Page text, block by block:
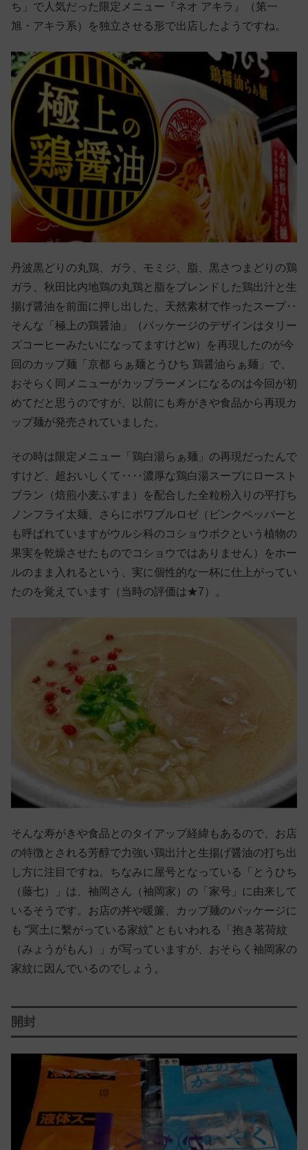
ち」で人気だった限定メニュー『ネオ アキラ』（第一
旭・アキラ系）を独立させる形で出店したようですね。
丹波黒どりの丸鶏、ガラ、モミジ、脂、黒さつまどりの鶏
ガラ、秋田比内地鶏の丸鶏と脂をブレンドした鶏出汁と生
揚げ醤油を前面に押し出した、天然素材で作ったスープ‥
そんな「極上の鶏醤油」（パッケージのデザインはタリー
ズコーヒーみたいになってますけどw）を再現したのが今
回のカップ麺「京都 らぁ麺とうひち 鶏醤油らぁ麺」で、
おそらく同メニューがカップラーメンになるのは今回が初
めてだと思うのですが、以前にも寿がきや食品から再現カ
ップ麺が発売されていました。
その時は限定メニュー「鶏白湯らぁ麺」の再現だったんで
すけど、超おいしくて‥‥濃厚な鶏白湯スープにロースト
ブラン（焙煎小麦ふすま）を配合した全粒粉入りの平打ち
ノンフライ太麺、さらにポワブルロゼ（ピンクペッパーと
も呼ばれていますがウルシ科のコショウボクという植物の
果実を乾燥させたものでコショウではありません）をホー
ルのまま入れるという、実に個性的な一杯に仕上がってい
たのを覚えています（当時の評価は★7）。
そんな寿がきや食品とのタイアップ経緯もあるので、お店
の特徴とされる芳醇で力強い鶏出汁と生揚げ醤油の打ち出
し方に注目ですね。ちなみに屋号となっている「とうひち
（藤七）」は、袖岡さん（袖岡家）の「家号」に由来して
いるそうです。お店の丼や暖簾、カップ麺のパッケージに
も “冥土に繫がっている家紋” ともいわれる「抱き茗荷紋
（みょうがもん）」が写っていますが、おそらく袖岡家の
家紋に因んでいるのでしょう。
開封